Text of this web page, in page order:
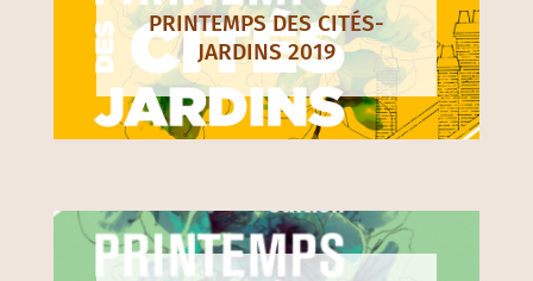
PRINTEMPS DES CITÉS-
JARDINS 2019